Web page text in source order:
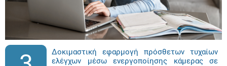
Δοκιμαστική εφαρμογή πρόσθετων τυχαίων
ελέγχων μέσω ενεργοποίησης κάμερας σε